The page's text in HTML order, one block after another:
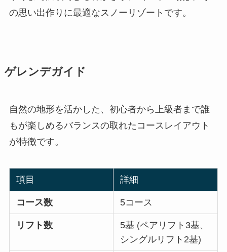
の思い出作りに最適なスノーリゾートです。
ゲレンデガイド
自然の地形を活かした、初心者から上級者まで誰
もが楽しめるバランスの取れたコースレイアウト
が特徴です。
項目 詳細
コース数 5コース
リフト数
5基 (ペアリフト3基、
シングルリフト2基)